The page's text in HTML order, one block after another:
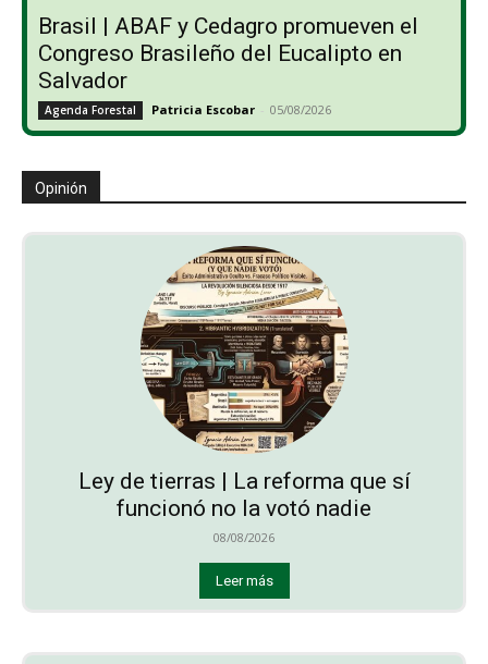
Brasil | ABAF y Cedagro promueven el
Congreso Brasileño del Eucalipto en
Salvador
Agenda Forestal Patricia Escobar - 05/08/2026
Opinión
Ley de tierras | La reforma que sí
funcionó no la votó nadie
08/08/2026
Leer más